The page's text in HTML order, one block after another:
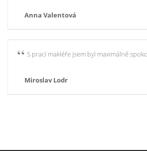
Anna Valentová
S prací makléře jsem byl maximálně
Miroslav Lodr